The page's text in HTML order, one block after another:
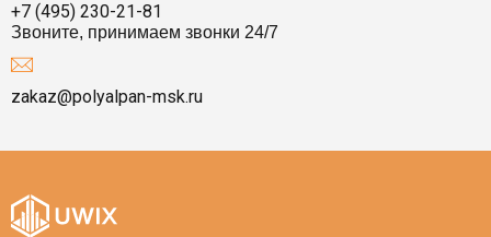
+7 (495) 230-21-81
Звоните, принимаем звонки 24/7
zakaz@polyalpan-msk.ru